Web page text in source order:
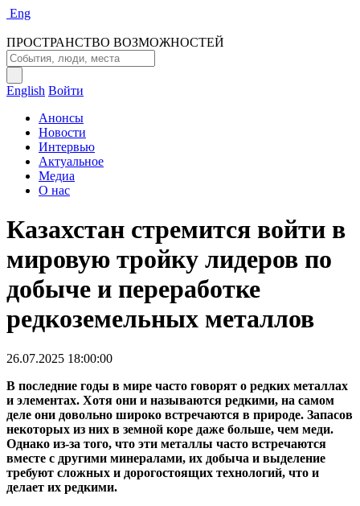
Eng
ПРОСТРАНСТВО ВОЗМОЖНОСТЕЙ
English Войти
Анонсы
Новости
Интервью
Актуальное
Медиа
О нас
Казахстан стремится войти в
мировую тройку лидеров по
добыче и переработке
редкоземельных металлов
26.07.2025 18:00:00
В последние годы в мире часто говорят о редких металлах
и элементах. Хотя они и называются редкими, на самом
деле они довольно широко встречаются в природе. Запасов
некоторых из них в земной коре даже больше, чем меди.
Однако из-за того, что эти металлы часто встречаются
вместе с другими минералами, их добыча и выделение
требуют сложных и дорогостоящих технологий, что и
делает их редкими.